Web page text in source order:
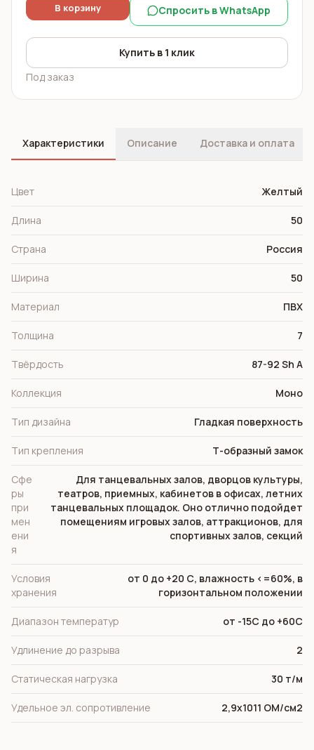
В корзину Спросить в WhatsApp
Купить в 1 клик
Под заказ
Характеристики Описание Доставка и оплата
Цвет Желтый
Длина 50
Страна Россия
Ширина 50
Материал ПВХ
Толщина 7
Твёрдость 87-92 Sh A
Коллекция Моно
Тип дизайна Гладкая поверхность
Тип крепления Т-образный замок
Сфе
ры
при
мен
ени
я
Для танцевальных залов, дворцов культуры,
театров, приемных, кабинетов в офисах, летних
танцевальных площадок. Оно отлично подойдет
помещениям игровых залов, аттракционов, для
спортивных залов, секций
Условия
хранения
от 0 до +20 С, влажность <=60%, в
горизонтальном положении
Диапазон температур от -15С до +60С
Удлинение до разрыва 2
Статическая нагрузка 30 т/м
Удельное эл. сопротивление 2,9x1011 ОМ/см2